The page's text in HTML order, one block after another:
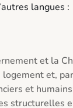
langues :
et la
et,
et
structurelles